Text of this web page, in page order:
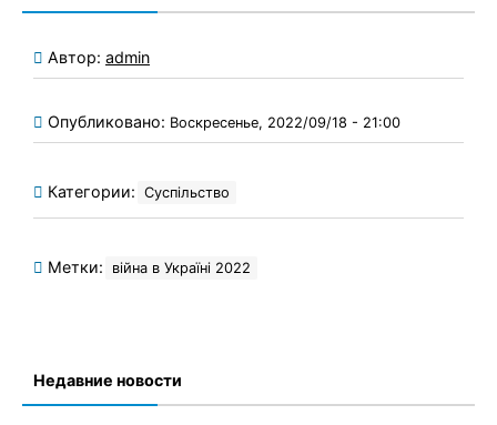
Автор: admin
Опубликовано: Воскресенье, 2022/09/18 - 21:00
Категории: Суспільство
Метки: війна в Україні 2022
Недавние новости